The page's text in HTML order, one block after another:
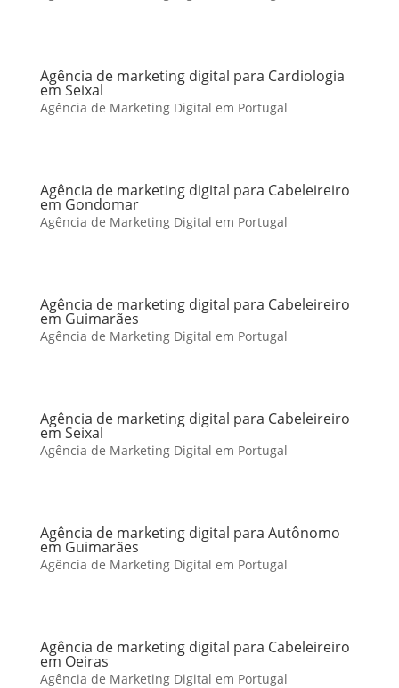
Agência de marketing digital para Cardiologia
em Seixal
Agência de Marketing Digital em Portugal
Agência de marketing digital para Cabeleireiro
em Gondomar
Agência de Marketing Digital em Portugal
Agência de marketing digital para Cabeleireiro
em Guimarães
Agência de Marketing Digital em Portugal
Agência de marketing digital para Cabeleireiro
em Seixal
Agência de Marketing Digital em Portugal
Agência de marketing digital para Autônomo
em Guimarães
Agência de Marketing Digital em Portugal
Agência de marketing digital para Cabeleireiro
em Oeiras
Agência de Marketing Digital em Portugal